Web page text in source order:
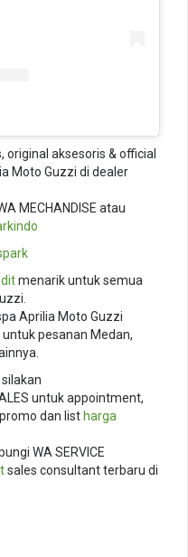
original aksesoris & official
Moto Guzzi di dealer
MECHANDISE atau
menarik untuk semua
Aprilia Moto Guzzi
pesanan Medan,
untuk appointment,
dan list harga
WA SERVICE
sales consultant terbaru di